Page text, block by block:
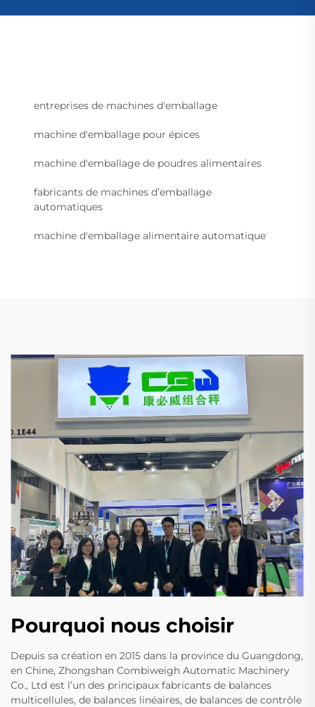
entreprises de machines d'emballage
machine d'emballage pour épices
machine d'emballage de poudres alimentaires
fabricants de machines d’emballage
automatiques
machine d'emballage alimentaire automatique
Pourquoi nous choisir
Depuis sa création en 2015 dans la province du Guangdong,
en Chine, Zhongshan Combiweigh Automatic Machinery
Co., Ltd est l’un des principaux fabricants de balances
multicellules, de balances linéaires, de balances de contrôle